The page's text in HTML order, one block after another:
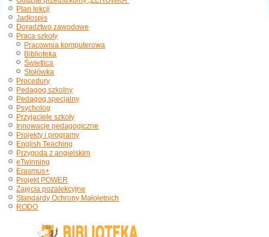
Plan lekcji
Jadłospis
Doradztwo zawodowe
Praca szkoły
Pracownia komputerowa
Biblioteka
Świetlica
Stołówka
Procedury
Pedagog szkolny
Pedagog specjalny
Psycholog
Przyjaciele szkoły
Innowacje pedagogiczne
Projekty i programy
English Teaching
Przygoda z angielskim
eTwinning
Erasmus+
Projekt POWER
Zajęcia pozalekcyjne
Standardy Ochrony Małoletnich
RODO